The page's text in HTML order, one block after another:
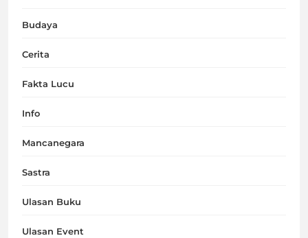
Budaya
Cerita
Fakta Lucu
Info
Mancanegara
Sastra
Ulasan Buku
Ulasan Event